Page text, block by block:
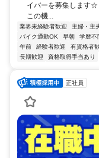
イバーを募集します☆
この機...
業界未経験者歓迎 主婦・主
バイク通勤OK
早朝 学歴不
午前
経験者歓迎 有資格者
長期歓迎
資格取得手当あり
正社員